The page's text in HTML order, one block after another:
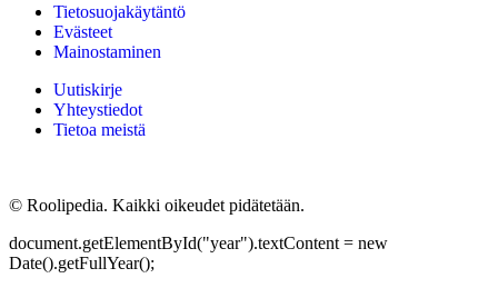
Tietosuojakäytäntö
Evästeet
Mainostaminen
Uutiskirje
Yhteystiedot
Tietoa meistä
© Roolipedia. Kaikki oikeudet pidätetään.
document.getElementById("year").textContent = new
Date().getFullYear();